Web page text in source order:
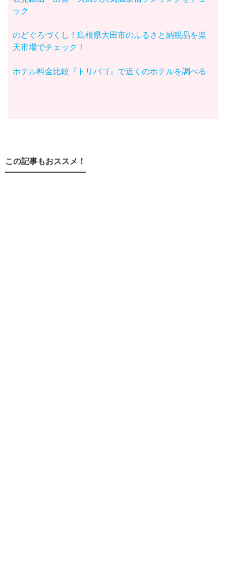
ック
のどぐろづくし！島根県大田市のふるさと納税品を楽
天市場でチェック！
ホテル料金比較『トリバゴ』で近くのホテルを調べる
この記事もおススメ！